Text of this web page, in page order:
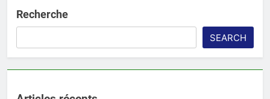
Recherche
SEARCH